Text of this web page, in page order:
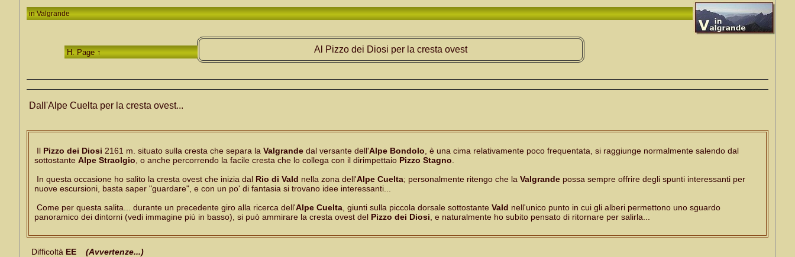
inValgrande
H. Page ↑ Al Pizzo dei Diosi per la cresta ovest
Dall'Alpe Cuelta per la cresta ovest...
Il Pizzo dei Diosi 2161 m. situato sulla cresta che separa la Valgrande dal versante dell'Alpe Bondolo , è una cima relativamente poco frequentata, si raggiunge normalmente salendo dal
sottostante Alpe Straolgio , o anche percorrendo la facile cresta che lo collega con il dirimpettaio Pizzo Stagno
In questa occasione ho salito la cresta ovest che inizia dal Rio di Vald nella zona dell'Alpe Cuelta; personalmente ritengo che la Valgrande possa sempre offrire degli spunti interessanti per
nuove escursioni, basta saper "guardare", e con un po' di fantasia si trovano idee interessanti...
Come per questa salita... durante un precedente giro alla ricerca dell'Alpe Cuelta , giunti sulla piccola dorsale sottostante Vald nell'unico punto in cui gli alberi permettono uno sguardo
panoramico dei dintorni (vedi immagine più in basso), si può ammirare la cresta ovest del Pizzo dei Diosi , e naturalmente ho subito pensato di ritornare per salirla...
Difficoltà EE
(Avvertenze...)